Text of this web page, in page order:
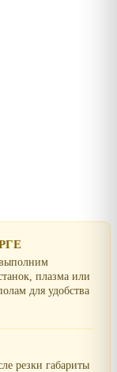
выполним
плазма или
для удобства
резки габариты